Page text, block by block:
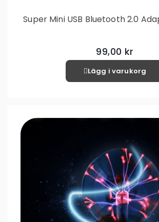
Super Mini USB Bluetooth 2.0
99,00 kr
Lägg i varukorg